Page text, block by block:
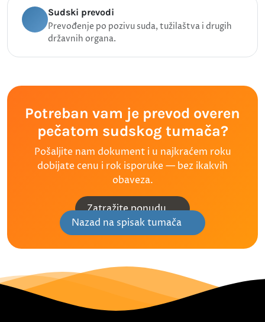
Sudski prevodi
Prevođenje po pozivu suda, tužilaštva i drugih
državnih organa.
Potreban vam je prevod overen
pečatom sudskog tumača?
Pošaljite nam dokument i u najkraćem roku
dobijate cenu i rok isporuke — bez ikakvih
obaveza.
Zatražite ponudu
Nazad na spisak tumača